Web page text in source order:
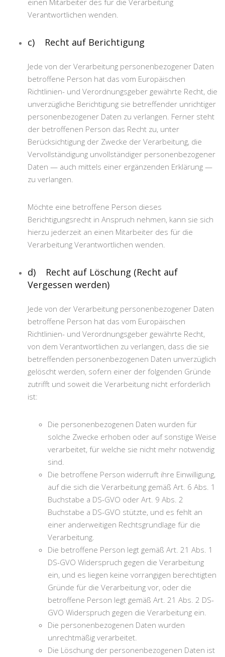
Verantwortlichen wenden.
c) Recht auf Berichtigung
Jede von der Verarbeitung personenbezogener Daten
betroffene Person hat das vom Europäischen
Richtlinien- und Verordnungsgeber gewährte Recht, die
unverzügliche Berichtigung sie betreffender unrichtiger
personenbezogener Daten zu verlangen. Ferner steht
der betroffenen Person das Recht zu, unter
Berücksichtigung der Zwecke der Verarbeitung, die
Vervollständigung unvollständiger personenbezogener
Daten — auch mittels einer ergänzenden Erklärung —
zu verlangen.
Möchte eine betroffene Person dieses
Berichtigungsrecht in Anspruch nehmen, kann sie sich
hierzu jederzeit an einen Mitarbeiter des für die
Verarbeitung Verantwortlichen wenden.
d) Recht auf Löschung (Recht auf
Vergessen werden)
Jede von der Verarbeitung personenbezogener Daten
betroffene Person hat das vom Europäischen
Richtlinien- und Verordnungsgeber gewährte Recht,
von dem Verantwortlichen zu verlangen, dass die sie
betreffenden personenbezogenen Daten unverzüglich
gelöscht werden, sofern einer der folgenden Gründe
zutrifft und soweit die Verarbeitung nicht erforderlich
ist:
Die personenbezogenen Daten wurden für
solche Zwecke erhoben oder auf sonstige Weise
verarbeitet, für welche sie nicht mehr notwendig
sind.
Die betroffene Person widerruft ihre Einwilligung,
auf die sich die Verarbeitung gemäß Art. 6 Abs. 1
Buchstabe a DS-GVO oder Art. 9 Abs. 2
Buchstabe a DS-GVO stützte, und es fehlt an
einer anderweitigen Rechtsgrundlage für die
Verarbeitung.
Die betroffene Person legt gemäß Art. 21 Abs. 1
DS-GVO Widerspruch gegen die Verarbeitung
ein, und es liegen keine vorrangigen berechtigten
Gründe für die Verarbeitung vor, oder die
betroffene Person legt gemäß Art. 21 Abs. 2 DS-
GVO Widerspruch gegen die Verarbeitung ein.
Die personenbezogenen Daten wurden
unrechtmäßig verarbeitet.
Die Löschung der personenbezogenen Daten ist